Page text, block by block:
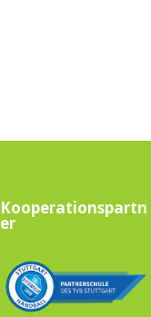
Kooperationspartn
er